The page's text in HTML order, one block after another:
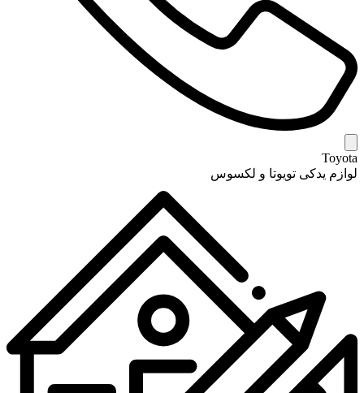
Toyota
لوازم یدکی تویوتا و لکسوس